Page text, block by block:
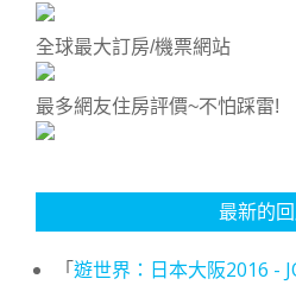
全球最大訂房/機票網站
最多網友住房評價~不怕踩雷!
最新的
「遊世界：日本大阪2016 -